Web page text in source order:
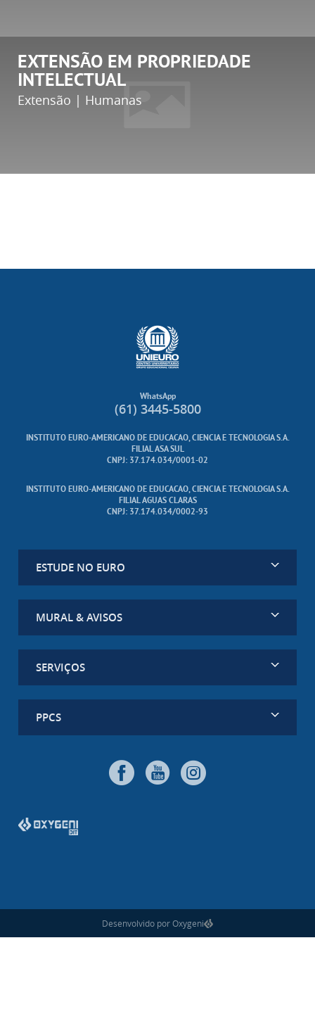
EXTENSÃO EM PROPRIEDADE
INTELECTUAL
Extensão | Humanas
WhatsApp
(61) 3445-5800
INSTITUTO EURO-AMERICANO DE EDUCACAO, CIENCIA E TECNOLOGIA S.A.
FILIAL ASA SUL
CNPJ: 37.174.034/0001-02
INSTITUTO EURO-AMERICANO DE EDUCACAO, CIENCIA E TECNOLOGIA S.A.
FILIAL AGUAS CLARAS
CNPJ: 37.174.034/0002-93
ESTUDE NO EURO
MURAL & AVISOS
SERVIÇOS
PPCS
Desenvolvido por Oxygeni